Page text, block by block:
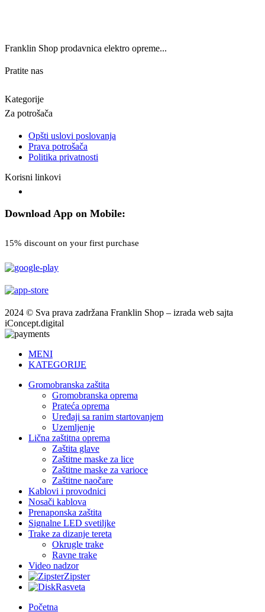
Franklin Shop prodavnica elektro opreme...
Pratite nas
Kategorije
Za potrošača
Opšti uslovi poslovanja
Prava potrošača
Politika privatnosti
Korisni linkovi
Download App on Mobile:
15% discount on your first purchase
2024 © Sva prava zadržana Franklin Shop – izrada web sajta
iConcept.digital
MENI
KATEGORIJE
Gromobranska zaštita
Gromobranska oprema
Prateća oprema
Uređaji sa ranim startovanjem
Uzemljenje
Lična zaštitna oprema
Zaštita glave
Zaštitne maske za lice
Zaštitne maske za varioce
Zaštitne naočare
Kablovi i provodnici
Nosači kablova
Prenaponska zaštita
Signalne LED svetiljke
Trake za dizanje tereta
Okrugle trake
Ravne trake
Video nadzor
Zipster
Rasveta
Početna